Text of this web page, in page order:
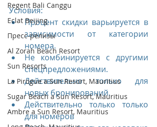
Regent Bali Canggu
Eclat Beijing
Пресс-релизы
Al Zorah Beach Resort
Sun Resorts
La Pirogue a Sun Resort, Mauritius
Sugar Beach a Sun Resort, Mauritius
Ambre a Sun Resort, Mauritius
Условия:
Процент скидки варьируется в
зависимости от категории
номера.
Не комбинируется с другими
спецпредложениями.
Действительно только для
новых бронирований.
Действительно только только
для номеров